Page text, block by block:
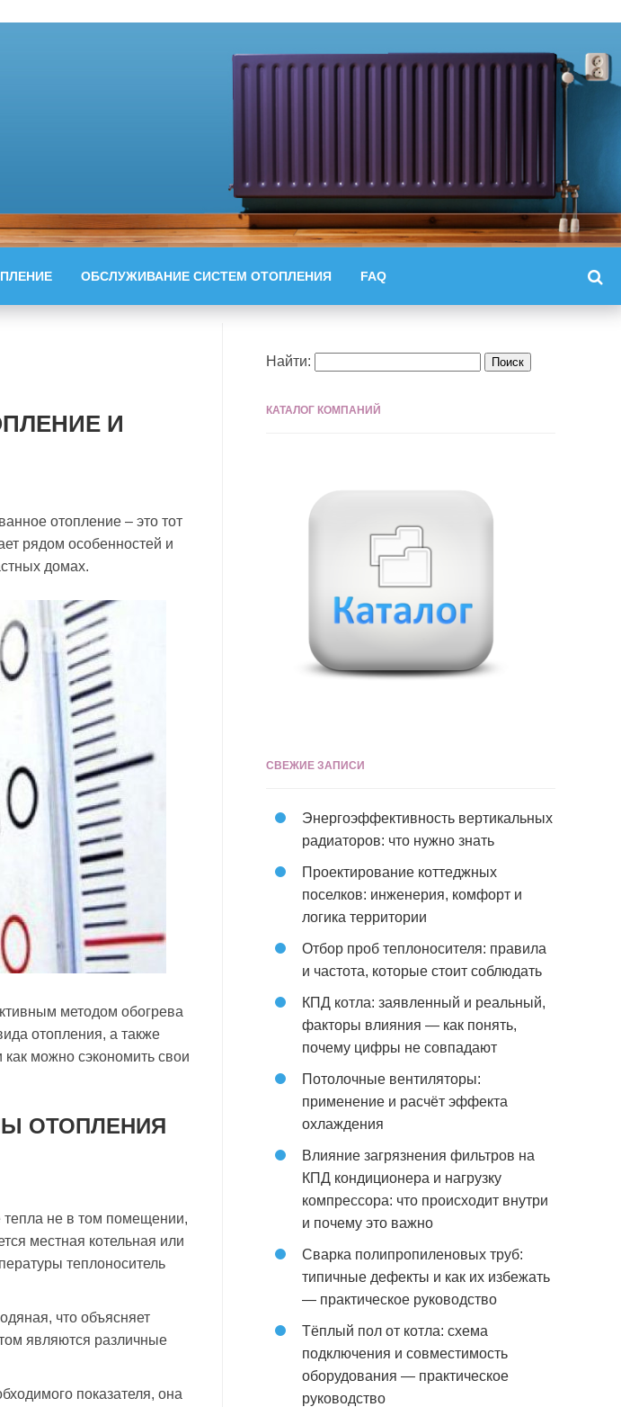
ОБСЛУЖИВАНИЕ СИСТЕМ ОТОПЛЕНИЯ FAQ
И
отопление – это тот
рядом особенностей и
домах.
методом обогрева
отопления, а также
можно сэкономить свои
ОТОПЛЕНИЯ
тепла не в том помещении,
местная котельная или
теплоноситель
что объясняет
являются различные
показателя, она
Найти:
КАТАЛОГ КОМПАНИЙ
СВЕЖИЕ ЗАПИСИ
Энергоэффективность вертикальных
радиаторов: что нужно знать
Проектирование коттеджных
поселков: инженерия, комфорт и
логика территории
Отбор проб теплоносителя: правила
и частота, которые стоит соблюдать
КПД котла: заявленный и реальный,
факторы влияния — как понять,
почему цифры не совпадают
Потолочные вентиляторы:
применение и расчёт эффекта
охлаждения
Влияние загрязнения фильтров на
КПД кондиционера и нагрузку
компрессора: что происходит внутри
и почему это важно
Сварка полипропиленовых труб:
типичные дефекты и как их избежать
— практическое руководство
Тёплый пол от котла: схема
подключения и совместимость
оборудования — практическое
руководство